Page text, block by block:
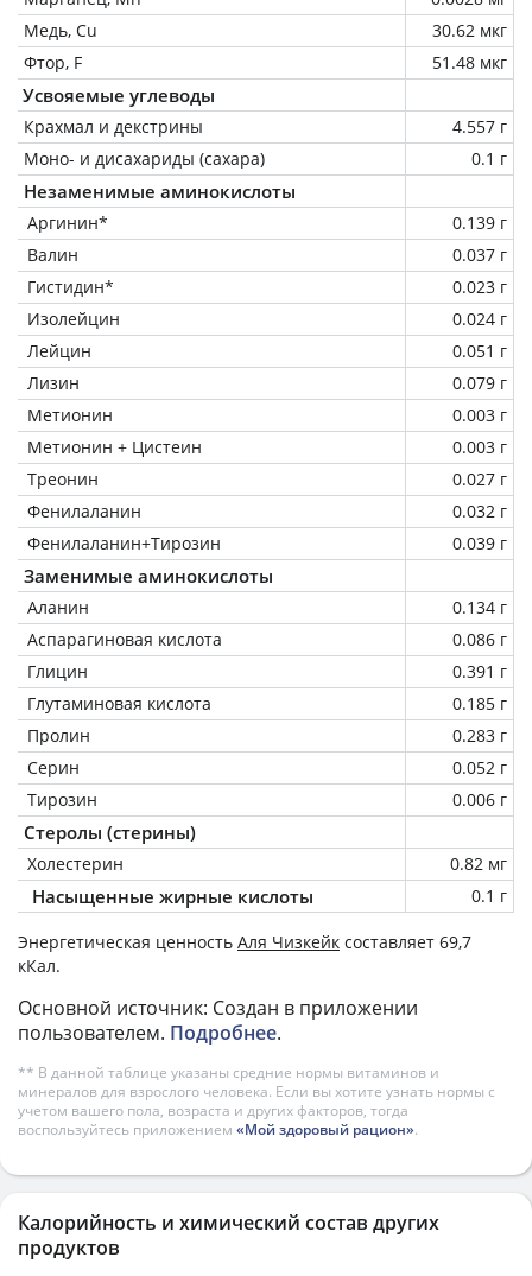
Медь, Cu
30.62 мкг
Фтор, F
51.48 мкг
Усвояемые углеводы
Крахмал и декстрины
4.557 г
Моно- и дисахариды (сахара)
0.1 г
Незаменимые аминокислоты
Аргинин*
0.139 г
Валин
0.037 г
Гистидин*
0.023 г
Изолейцин
0.024 г
Лейцин
0.051 г
Лизин
0.079 г
Метионин
0.003 г
Метионин + Цистеин
0.003 г
Треонин
0.027 г
Фенилаланин
0.032 г
Фенилаланин+Тирозин
0.039 г
Заменимые аминокислоты
Аланин
0.134 г
Аспарагиновая кислота
0.086 г
Глицин
0.391 г
Глутаминовая кислота
0.185 г
Пролин
0.283 г
Серин
0.052 г
Тирозин
0.006 г
Стеролы (стерины)
Холестерин 0.82 мг
Насыщенные жирные кислоты 0.1 г
Энергетическая ценность Аля Чизкейк составляет 69,7
кКал.
Основной источник: Создан в приложении
пользователем. Подробнее.
** В данной таблице указаны средние нормы витаминов и
минералов для взрослого человека. Если вы хотите узнать нормы с
учетом вашего пола, возраста и других факторов, тогда
воспользуйтесь приложением «Мой здоровый рацион».
Калорийность и химический состав других
продуктов